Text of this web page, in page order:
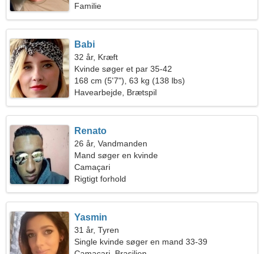
Familie
Babi
32 år, Kræft
Kvinde søger et par 35-42
168 cm (5'7"), 63 kg (138 lbs)
Havearbejde, Brætspil
Renato
26 år, Vandmanden
Mand søger en kvinde
Camaçari
Rigtigt forhold
Yasmin
31 år, Tyren
Single kvinde søger en mand 33-39